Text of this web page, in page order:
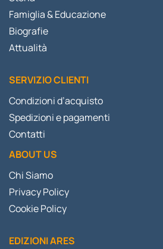
Famiglia & Educazione
Biografie
Attualità
SERVIZIO CLIENTI
Condizioni d’acquisto
Spedizioni e pagamenti
Contatti
ABOUT US
Chi Siamo
Privacy Policy
Cookie Policy
EDIZIONI ARES